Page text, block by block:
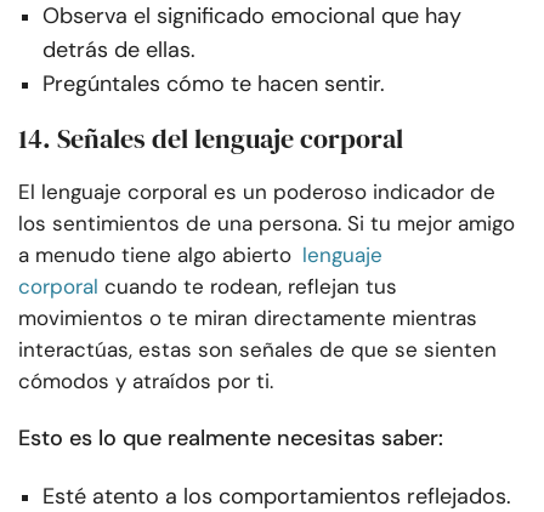
Observa el significado emocional que hay
detrás de ellas.
Pregúntales cómo te hacen sentir.
14. Señales del lenguaje corporal
El lenguaje corporal es un poderoso indicador de
los sentimientos de una persona. Si tu mejor amigo
a menudo tiene algo abierto lenguaje
corporal cuando te rodean, reflejan tus
movimientos o te miran directamente mientras
interactúas, estas son señales de que se sienten
cómodos y atraídos por ti.
Esto es lo que realmente necesitas saber:
Esté atento a los comportamientos reflejados.